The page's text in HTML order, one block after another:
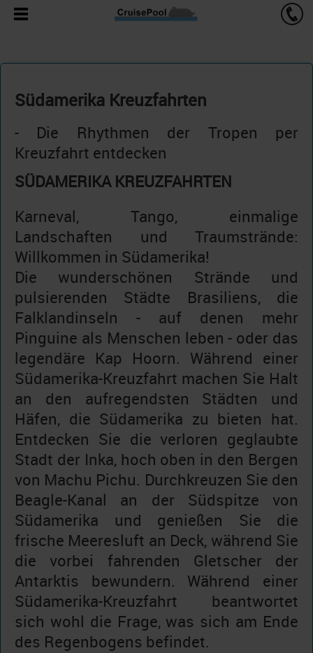
Südamerika Kreuzfahrten
- Die Rhythmen der Tropen per
Kreuzfahrt entdecken
SÜDAMERIKA KREUZFAHRTEN
Karneval, Tango, einmalige
Landschaften und Traumstrände:
Willkommen in Südamerika!
Die wunderschönen Strände und
pulsierenden Städte Brasiliens, die
Falklandinseln - auf denen mehr
Pinguine als Menschen leben - oder das
legendäre Kap Hoorn. Während einer
Südamerika-Kreuzfahrt machen Sie Halt
an den aufregendsten Städten und
Häfen, die Südamerika zu bieten hat.
Entdecken Sie die verloren geglaubte
Stadt der Inka, hoch oben in den Bergen
von Machu Pichu. Durchkreuzen Sie den
Beagle-Kanal an der Südspitze von
Südamerika und genießen Sie die
frische Meeresluft an Deck, während Sie
die vorbei fahrenden Gletscher der
Antarktis bewundern. Während einer
Südamerika-Kreuzfahrt beantwortet
sich wohl die Frage, was sich am Ende
des Regenbogens befindet.